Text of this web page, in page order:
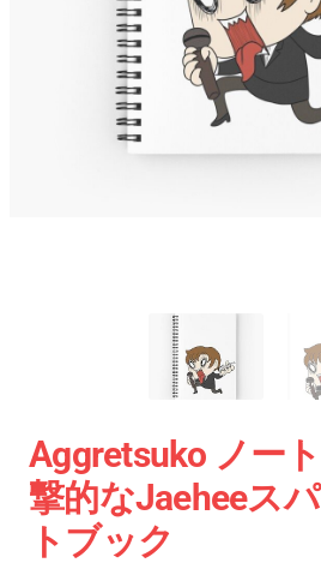
Aggretsuko ノー
撃的なJaeheeス
トブック